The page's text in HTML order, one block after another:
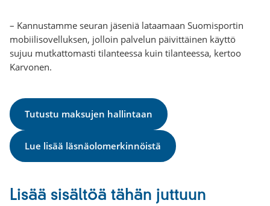
– Kannustamme seuran jäseniä lataamaan Suomisportin
mobiilisovelluksen, jolloin palvelun päivittäinen käyttö
sujuu mutkattomasti tilanteessa kuin tilanteessa, kertoo
Karvonen.
Tutustu maksujen hallintaan
Lue lisää läsnäolomerkinnöistä
Lisää sisältöä tähän juttuun